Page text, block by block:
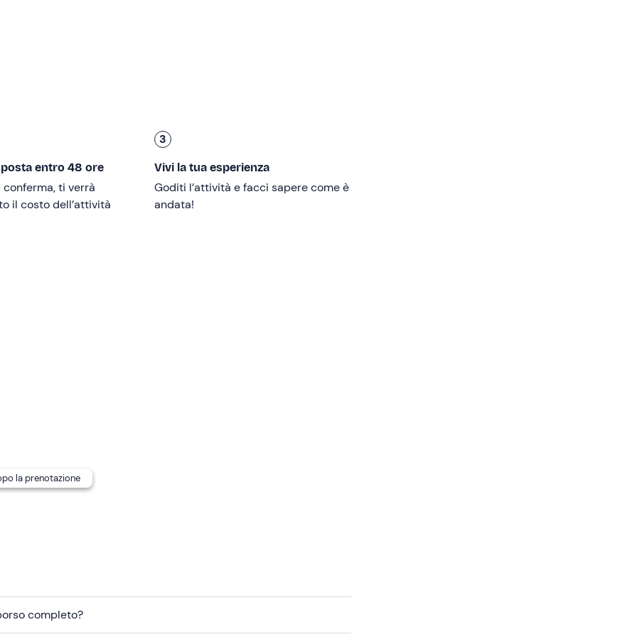
questa imbarcazione senza patente nautica
.
per inoltrare la tua richiesta.
entro 48 ore
conferma, ti verrà
il costo dell’attività
3
Vivi la tua esperienza
Goditi l’attività e facci sapere come è
andata!
la prenotazione
completo?